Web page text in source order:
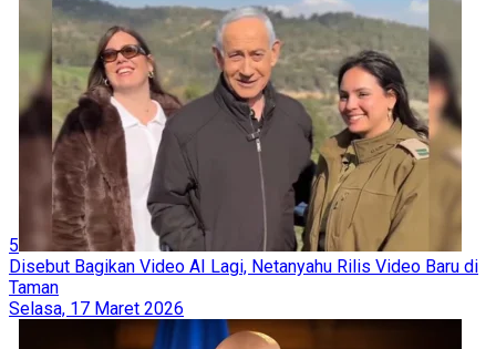
5
Disebut Bagikan Video AI Lagi, Netanyahu Rilis Video Baru di
Taman
Selasa, 17 Maret 2026